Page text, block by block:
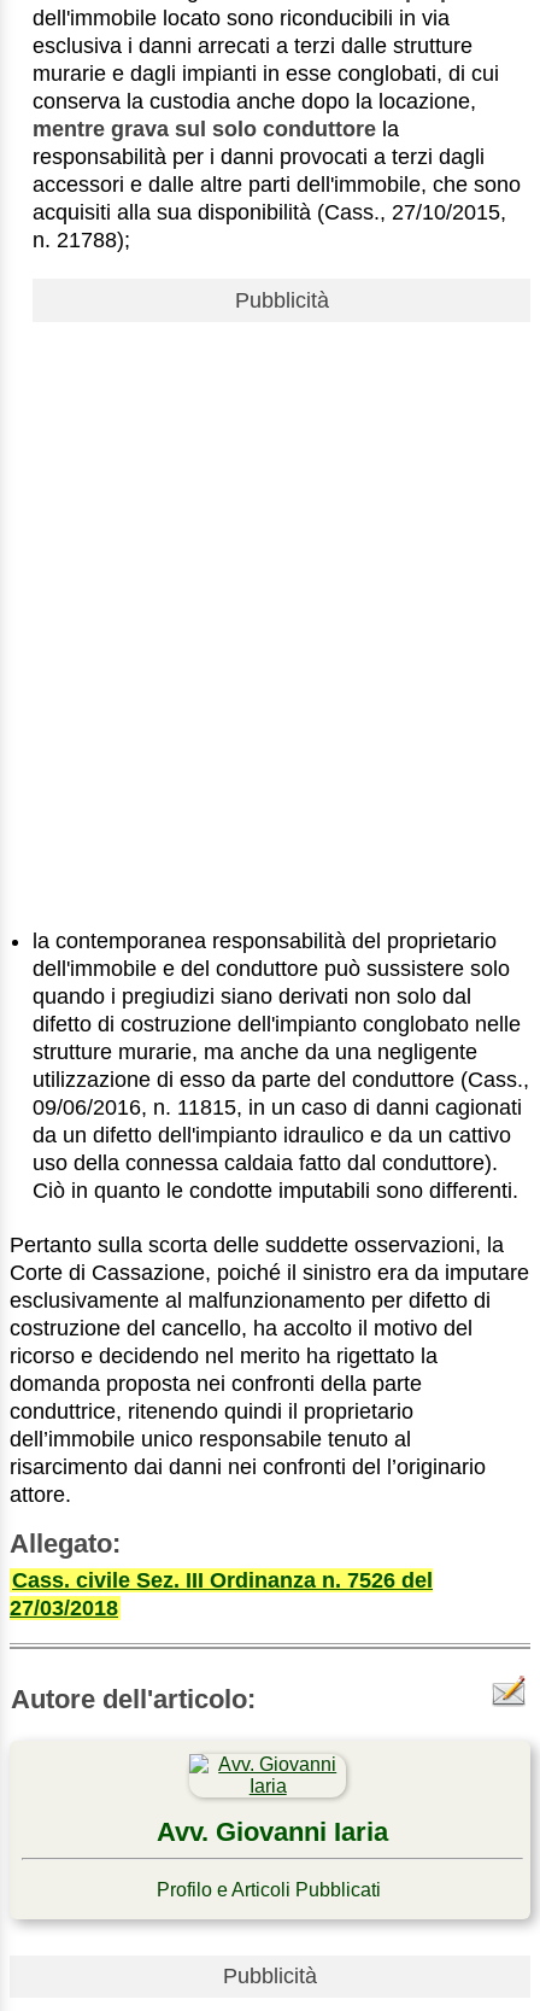
dell'immobile locato sono riconducibili in via
esclusiva i danni arrecati a terzi dalle strutture
murarie e dagli impianti in esse conglobati, di cui
conserva la custodia anche dopo la locazione,
mentre grava sul solo conduttore la
responsabilità per i danni provocati a terzi dagli
accessori e dalle altre parti dell'immobile, che sono
acquisiti alla sua disponibilità (Cass., 27/10/2015,
n. 21788);
Pubblicità
la contemporanea responsabilità del proprietario
dell'immobile e del conduttore può sussistere solo
quando i pregiudizi siano derivati non solo dal
difetto di costruzione dell'impianto conglobato nelle
strutture murarie, ma anche da una negligente
utilizzazione di esso da parte del conduttore (Cass.,
09/06/2016, n. 11815, in un caso di danni cagionati
da un difetto dell'impianto idraulico e da un cattivo
uso della connessa caldaia fatto dal conduttore).
Ciò in quanto le condotte imputabili sono differenti.
Pertanto sulla scorta delle suddette osservazioni, la
Corte di Cassazione, poiché il sinistro era da imputare
esclusivamente al malfunzionamento per difetto di
costruzione del cancello, ha accolto il motivo del
ricorso e decidendo nel merito ha rigettato la
domanda proposta nei confronti della parte
conduttrice, ritenendo quindi il proprietario
dell’immobile unico responsabile tenuto al
risarcimento dai danni nei confronti del l’originario
attore.
Allegato:
Cass. civile Sez. III Ordinanza n. 7526 del
27/03/2018
Autore dell'articolo:
Avv. Giovanni Iaria
Profilo e Articoli Pubblicati
Pubblicità